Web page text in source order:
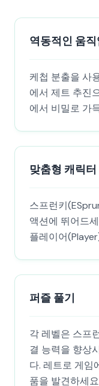
역동적인 움직
케첩 분출을 사
에서 제트 추진
에서 비밀로 가
맞춤형 캐릭터
스프런키
액션에 뛰어드
플레이어
퍼즐 풀기
각 레벨은 스프
결 능력을 향상
다. 레트로 게임
품을 발견하세